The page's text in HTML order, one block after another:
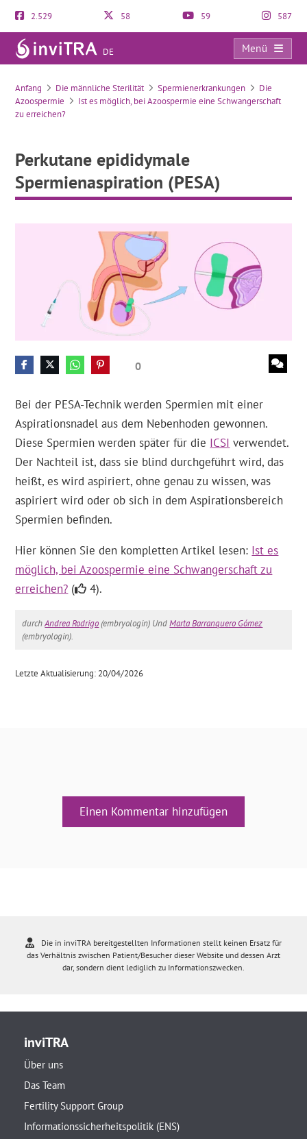
2.529 58 59 587
DE
Menü
Perkutane epididymale Spermienaspiration (PESA)
Anfang Die männliche Sterilität Spermienerkrankungen
Die
Azoospermie
Ist es möglich, bei Azoospermie eine Schwangerschaft
zu erreichen?
Perkutane epididymale
Spermienaspiration (PESA)
0
Bei der PESA-Technik werden Spermien mit einer
Aspirationsnadel aus dem Nebenhoden gewonnen.
Diese Spermien werden später für die ICSI verwendet.
Der Nachteil ist, dass sie blind durchgeführt wird, das
heißt, es wird aspiriert, ohne genau zu wissen, was
aspiriert wird oder ob sich in dem Aspirationsbereich
Spermien befinden.
Hier können Sie den kompletten Artikel lesen: Ist es
möglich, bei Azoospermie eine Schwangerschaft zu
erreichen? ( 4).
durchAndrea Rodrigo(embryologin) UndMarta Barranquero Gómez
(embryologin).
Letzte Aktualisierung: 20/04/2026
Einen Kommentar hinzufügen
Die in inviTRA bereitgestellten Informationen stellt keinen Ersatz für
das Verhältnis zwischen Patient/Besucher dieser Website und dessen Arzt
dar, sondern dient lediglich zu Informationszwecken.
inviTRA
Über uns
Das Team
Fertility Support Group
Informationssicherheitspolitik (ENS)